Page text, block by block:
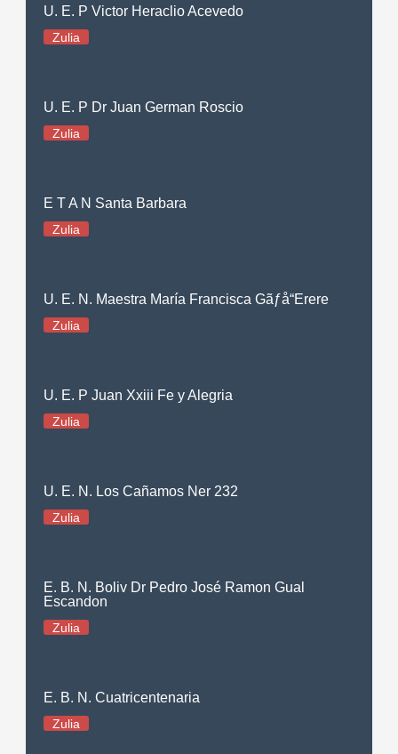
U. E. P Victor Heraclio Acevedo
Zulia
U. E. P Dr Juan German Roscio
Zulia
E T A N Santa Barbara
Zulia
U. E. N. Maestra María Francisca Gãƒå“Erere
Zulia
U. E. P Juan Xxiii Fe y Alegria
Zulia
U. E. N. Los Cañamos Ner 232
Zulia
E. B. N. Boliv Dr Pedro José Ramon Gual
Escandon
Zulia
E. B. N. Cuatricentenaria
Zulia